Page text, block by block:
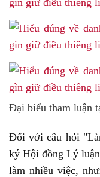
Đại biểu tham luận
Đối với câu hỏi
ký Hội đồng Lý
làm nhiều việc,